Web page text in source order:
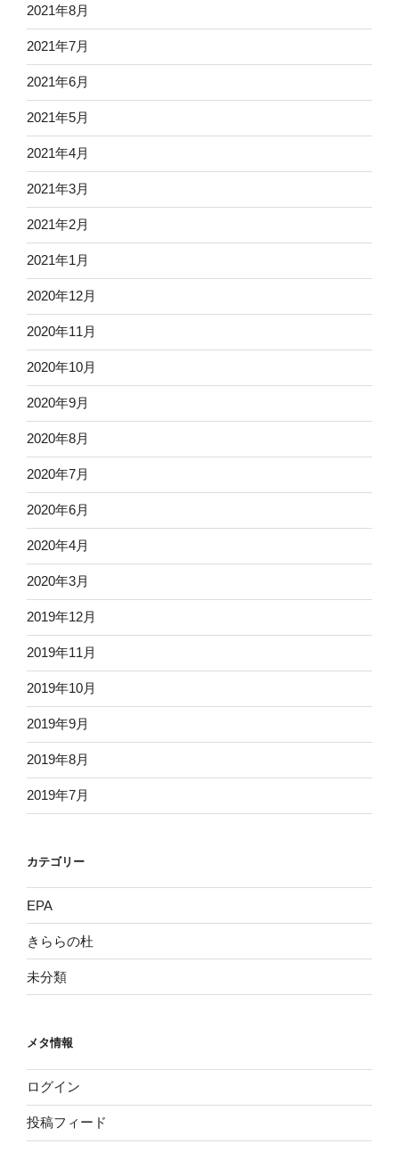
2021年8月
2021年7月
2021年6月
2021年5月
2021年4月
2021年3月
2021年2月
2021年1月
2020年12月
2020年11月
2020年10月
2020年9月
2020年8月
2020年7月
2020年6月
2020年4月
2020年3月
2019年12月
2019年11月
2019年10月
2019年9月
2019年8月
2019年7月
カテゴリー
EPA
きららの杜
未分類
メタ情報
ログイン
投稿フィード